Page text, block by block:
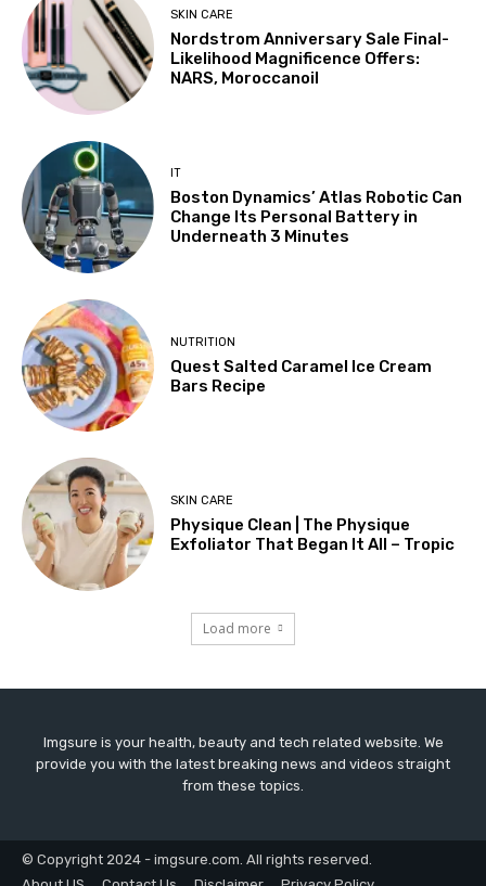
SKIN CARE
Nordstrom Anniversary Sale Final-
Likelihood Magnificence Offers:
NARS, Moroccanoil
IT
Boston Dynamics’ Atlas Robotic Can
Change Its Personal Battery in
Underneath 3 Minutes
NUTRITION
Quest Salted Caramel Ice Cream
Bars Recipe
SKIN CARE
Physique Clean | The Physique
Exfoliator That Began It All – Tropic
Load more
Imgsure is your health, beauty and tech related website. We
provide you with the latest breaking news and videos straight
from these topics.
© Copyright 2024 - imgsure.com. All rights reserved.